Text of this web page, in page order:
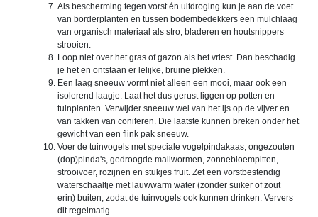
Als bescherming tegen vorst én uitdroging kun je aan de voet
van borderplanten en tussen bodembedekkers een mulchlaag
van organisch materiaal als stro, bladeren en houtsnippers
strooien.
Loop niet over het gras of gazon als het vriest. Dan beschadig
je het en ontstaan er lelijke, bruine plekken.
Een laag sneeuw vormt niet alleen een mooi, maar ook een
isolerend laagje. Laat het dus gerust liggen op potten en
tuinplanten. Verwijder sneeuw wel van het ijs op de vijver en
van takken van coniferen. Die laatste kunnen breken onder het
gewicht van een flink pak sneeuw.
Voer de tuinvogels met speciale vogelpindakaas, ongezouten
(dop)pinda's, gedroogde mailwormen, zonnebloempitten,
strooivoer, rozijnen en stukjes fruit. Zet een vorstbestendig
waterschaaltje met lauwwarm water (zonder suiker of zout
erin) buiten, zodat de tuinvogels ook kunnen drinken. Ververs
dit regelmatig.